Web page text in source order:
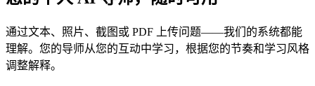
通过文本、照片、截图或 PDF 上传问题——我们的系统都能
理解。您的导师从您的互动中学习，根据您的节奏和学习风格
调整解释。